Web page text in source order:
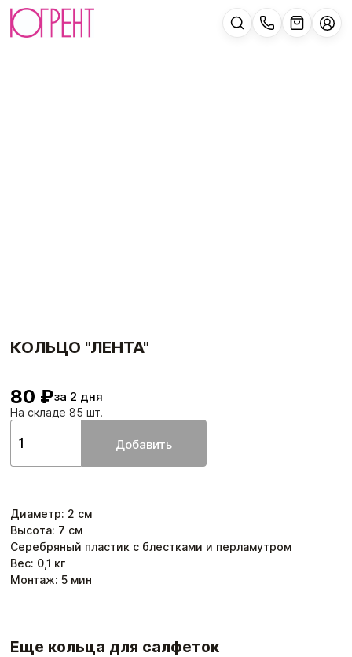
КОЛЬЦО "ЛЕНТА"
80 ₽за 2 дня
На складе 85 шт.
Добавить
Диаметр: 2 см
Высота: 7 см
Серебряный пластик с блестками и перламутром
Вес: 0,1 кг
Монтаж: 5 мин
Еще кольца для салфеток